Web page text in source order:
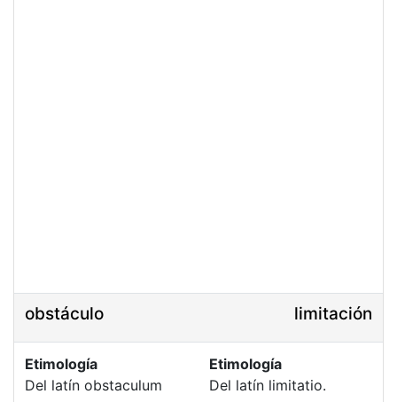
obstáculo limitación
Etimología
Del latín obstaculum
Etimología
Del latín limitatio.